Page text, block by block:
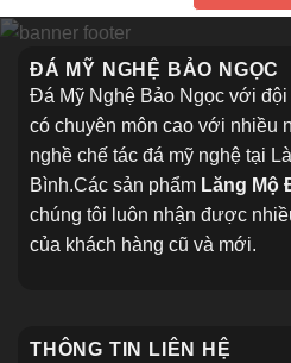
giữa
lòng
đô
Nội
99+
Mẫu
Đá
Hiện
Nay
ĐÁ MỸ NGHỆ BẢO NGỌC
Đá Mỹ Nghệ Bảo Ngọc với
có chuyên môn cao với nhiều
nghề chế tác đá mỹ nghệ tại
Bình.Các sản phẩm Lăng Mộ
chúng tôi luôn nhận được
của khách hàng cũ và mới.
THÔNG TIN LIÊN HỆ